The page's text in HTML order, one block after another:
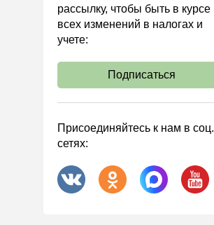
Охрана труда
Налоговое планирование
Финансовый контроль
Договоры
ООО
АО
Госзакупки
рассылку, чтобы быть в курсе
всех изменений в налогах и
учете:
Подписаться
Присоединяйтесь к нам в соц.
сетях: